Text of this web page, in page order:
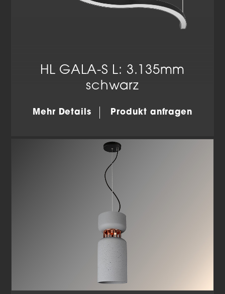
HL GALA-S L: 3.135mm
schwarz
Mehr Details Produkt anfragen